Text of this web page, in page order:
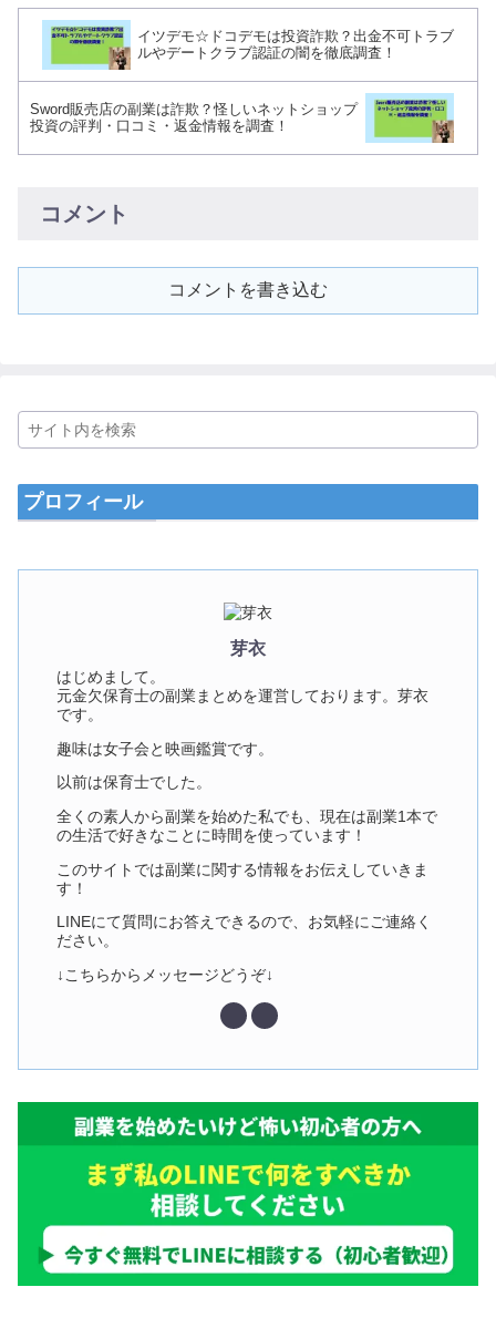
イツデモ☆ドコデモは投資詐欺？出金不可トラブ
ルやデートクラブ認証の闇を徹底調査！
Sword販売店の副業は詐欺？怪しいネットショップ
投資の評判・口コミ・返金情報を調査！
コメント
コメントを書き込む
プロフィール
芽衣
はじめまして。
元金欠保育士の副業まとめを運営しております。芽衣
です。
趣味は女子会と映画鑑賞です。
以前は保育士でした。
全くの素人から副業を始めた私でも、現在は副業1本で
の生活で好きなことに時間を使っています！
このサイトでは副業に関する情報をお伝えしていきま
す！
LINEにて質問にお答えできるので、お気軽にご連絡く
ださい。
↓こちらからメッセージどうぞ↓